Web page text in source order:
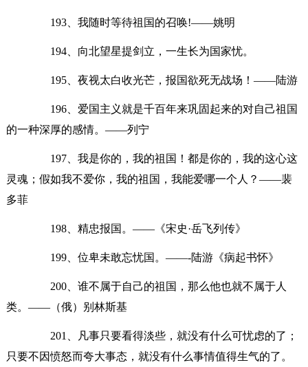
193、我随时等待祖国的召唤!——姚明
194、向北望星提剑立，一生长为国家忧。
195、夜视太白收光芒，报国欲死无战场！——陆游
196、爱国主义就是千百年来巩固起来的对自己祖国
的一种深厚的感情。——列宁
197、我是你的，我的祖国！都是你的，我的这心这
灵魂；假如我不爱你，我的祖国，我能爱哪一个人？——裴
多菲
198、精忠报国。——《宋史·岳飞列传》
199、位卑未敢忘忧国。——-陆游《病起书怀》
200、谁不属于自己的祖国，那么他也就不属于人
类。——（俄）别林斯基
201、凡事只要看得淡些，就没有什么可忧虑的了；
只要不因愤怒而夸大事态，就没有什么事情值得生气的了。